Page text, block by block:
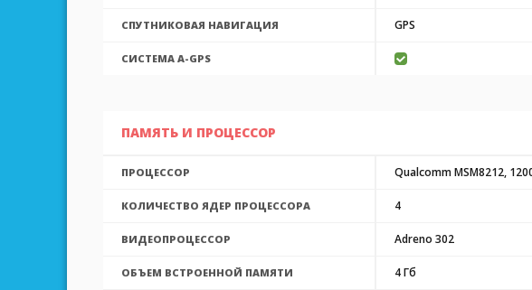
СПУТНИКОВАЯ НАВИГАЦИЯ GPS
CИСТЕМА A-GPS
ПАМЯТЬ И ПРОЦЕССОР
ПРОЦЕССОР Qualcomm MSM8212,
КОЛИЧЕСТВО ЯДЕР ПРОЦЕССОРА 4
ВИДЕОПРОЦЕССОР Adreno 302
ОБЪЕМ ВСТРОЕННОЙ ПАМЯТИ 4 Гб